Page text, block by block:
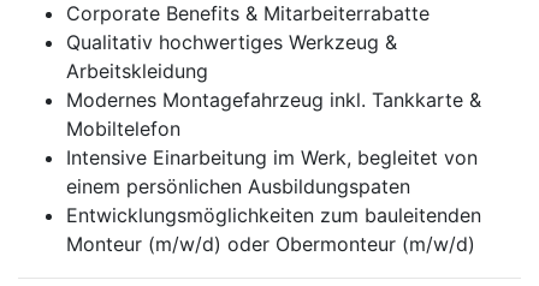
Corporate Benefits & Mitarbeiterrabatte
Qualitativ hochwertiges Werkzeug &
Arbeitskleidung
Modernes Montagefahrzeug inkl. Tankkarte &
Mobiltelefon
Intensive Einarbeitung im Werk, begleitet von
einem persönlichen Ausbildungspaten
Entwicklungsmöglichkeiten zum bauleitenden
Monteur (m/w/d) oder Obermonteur (m/w/d)